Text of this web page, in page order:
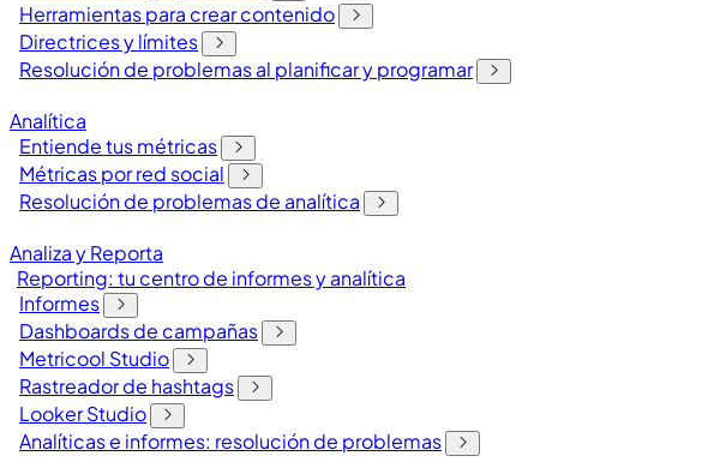
Herramientas para crear contenido
Directrices y límites
Resolución de problemas al planificar y programar
Analítica
Entiende tus métricas
Métricas por red social
Resolución de problemas de analítica
Analiza y Reporta
Reporting: tu centro de informes y analítica
Informes
Dashboards de campañas
Metricool Studio
Rastreador de hashtags
Looker Studio
Analíticas e informes: resolución de problemas